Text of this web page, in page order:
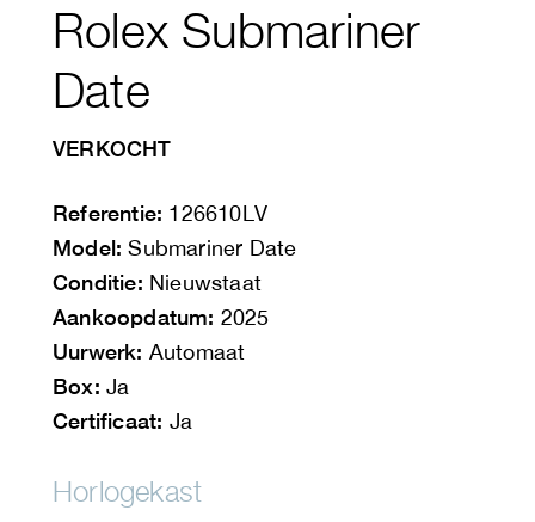
Rolex Submariner
Date
VERKOCHT
Referentie: 126610LV
Model: Submariner Date
Conditie: Nieuwstaat
Aankoopdatum: 2025
Uurwerk: Automaat
Box: Ja
Certificaat: Ja
Horlogekast